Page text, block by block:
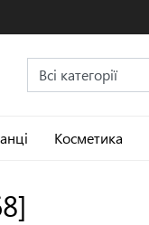
Косметика